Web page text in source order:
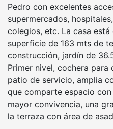
Pedro con excelentes
supermercados,
colegios, etc. La casa
superficie de 163 mts de
construcción, jardín de
Primer nivel, cochera
patio de servicio, amplia
que comparte espacio
mayor convivencia, una
la terraza con área de